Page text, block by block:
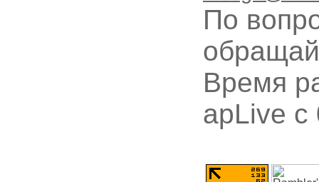
По
Время
apLive c